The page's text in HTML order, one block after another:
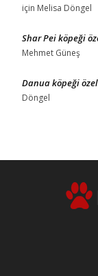
için Melisa Döngel
Shar Pei köpeği
Mehmet Güneş
Danua köpeği
Döngel